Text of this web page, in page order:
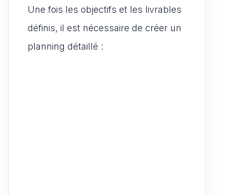
Une fois les objectifs et les livrables
définis, il est nécessaire de créer un
planning détaillé :